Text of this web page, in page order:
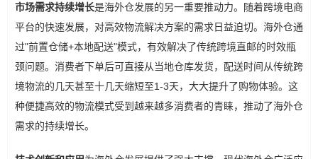
市场需求持续增长是海外仓发展的另一重要推动力。随着跨境电商
平台的快速发展，对高效物流解决方案的需求日益迫切。海外仓通
过"前置仓储+本地配送"模式，有效解决了传统跨境直邮的时效瓶
颈问题。消费者下单后可直接从当地仓库发货，配送时间从传统跨
境物流的几天甚至十几天缩短至1-3天，大大提升了购物体验。这
种便捷高效的物流模式受到越来越多消费者的青睐，推动了海外仓
需求的持续增长。